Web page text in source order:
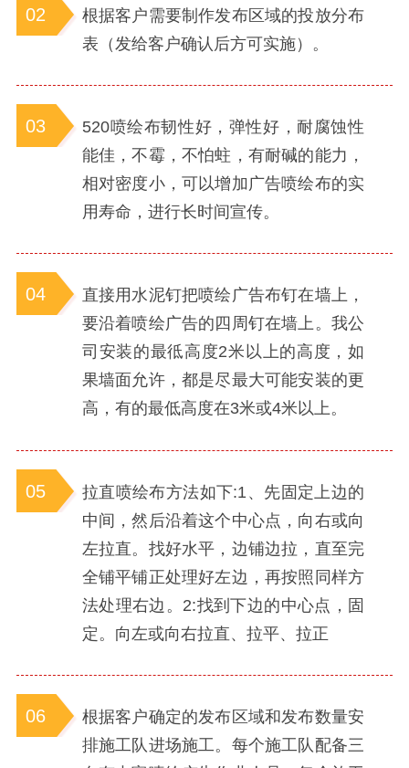
02
根据客户需要制作发布区域的投放分布
表（发给客户确认后方可实施）。
03
520喷绘布韧性好，弹性好，耐腐蚀性
能佳，不霉，不怕蛀，有耐碱的能力，
相对密度小，可以增加广告喷绘布的实
用寿命，进行长时间宣传。
04
直接用水泥钉把喷绘广告布钉在墙上，
要沿着喷绘广告的四周钉在墙上。我公
司安装的最彽高度2米以上的高度，如
果墙面允许，都是尽最大可能安装的更
高，有的最低高度在3米或4米以上。
05
拉直喷绘布方法如下:1、先固定上边的
中间，然后沿着这个中心点，向右或向
左拉直。找好水平，边铺边拉，直至完
全铺平铺正处理好左边，再按照同样方
法处理右边。2:找到下边的中心点，固
定。向左或向右拉直、拉平、拉正
06
根据客户确定的发布区域和发布数量安
排施工队进场施工。每个施工队配备三